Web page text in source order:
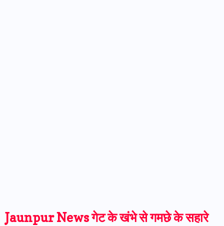
Jaunpur News गेट के खंभे से गमछे के सहारे